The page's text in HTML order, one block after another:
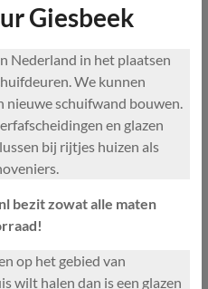
Giesbeek
Nederland in het plaatsen
We kunnen
nieuwe schuifwand bouwen.
en glazen
bij rijtjes huizen als
bezit zowat alle maten
op het gebied van
wilt halen dan is een glazen